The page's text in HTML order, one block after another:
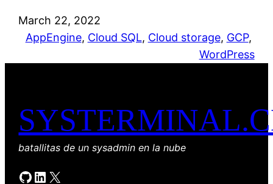
March 22, 2022
AppEngine, Cloud SQL, Cloud storage, GCP
WordPress
batallitas de un sysadmin en la nube
GitHub
LinkedIn
X